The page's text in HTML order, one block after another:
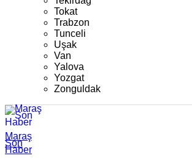
Tokat
Trabzon
Tunceli
Uşak
Van
Yalova
Yozgat
Zonguldak
Maraş
Son
Haber